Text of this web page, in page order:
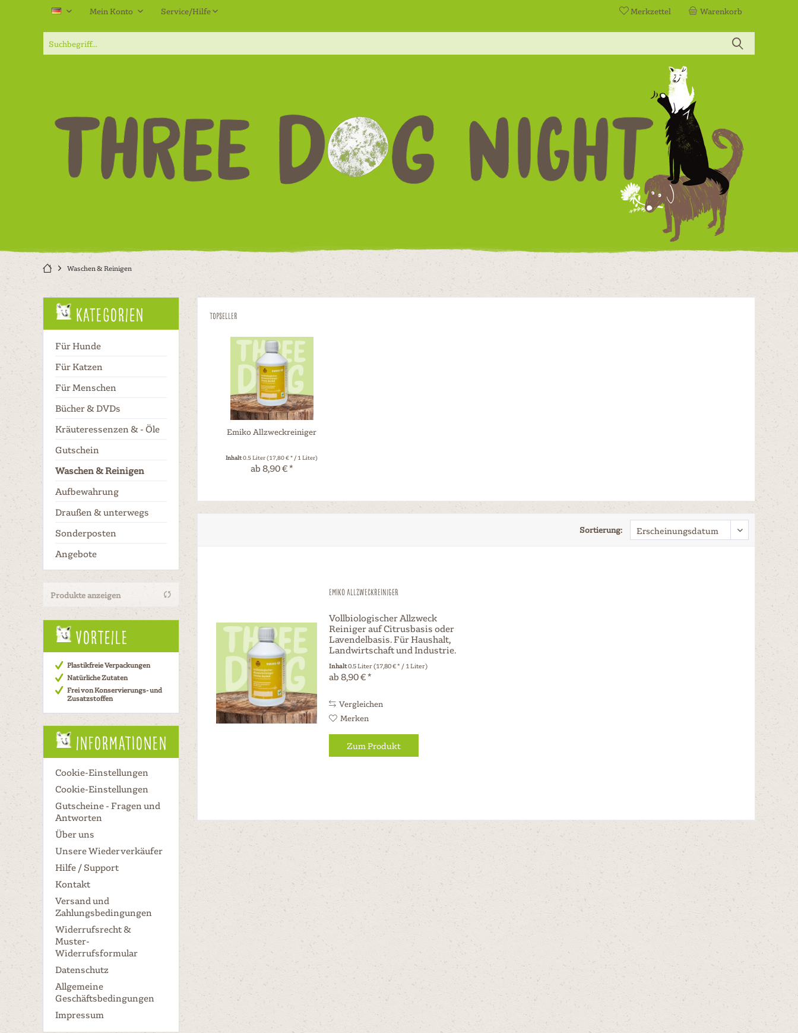
Warenkorb
Merkzettel
Mein Konto Service/Hilfe
Waschen & Reinigen
Kategorien
Für Hunde
Für Katzen
Für Menschen
Bücher & DVDs
Kräuteressenzen & - Öle
Gutschein
Waschen & Reinigen
Aufbewahrung
Draußen & unterwegs
Sonderposten
Angebote
Produkte anzeigen
Vorteile
Plastikfreie Verpackungen
Natürliche Zutaten
Frei von Konservierungs- und
Zusatzstoffen
Informationen
Cookie-Einstellungen
Cookie-Einstellungen
Gutscheine - Fragen und
Antworten
Über uns
Unsere Wiederverkäufer
Hilfe / Support
Kontakt
Versand und
Zahlungsbedingungen
Widerrufsrecht &
Muster-
Widerrufsformular
Datenschutz
Allgemeine
Geschäftsbedingungen
Impressum
Topseller
Emiko Allzweckreiniger
Inhalt0.5 Liter(17,80 € * / 1 Liter)
ab 8,90 € *
Sortierung:
Emiko Allzweckreiniger
Vollbiologischer Allzweck
Reiniger auf Citrusbasis oder
Lavendelbasis. Für Haushalt,
Landwirtschaft und Industrie.
Anwendung erfolgt wie bei
herkömmlichen Reinigern.
Dosierung : 30 ml Allzweck
Inhalt0.5 Liter(17,80 € * / 1 Liter)
ab 8,90 € *
Vergleichen
Merken
Zum Produkt